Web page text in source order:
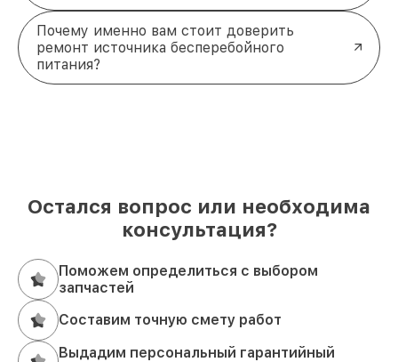
Почему именно вам стоит доверить
ремонт источника бесперебойного
питания?
Остался вопрос или необходима
консультация?
Поможем определиться с выбором
запчастей
Составим точную смету работ
Выдадим персональный гарантийный